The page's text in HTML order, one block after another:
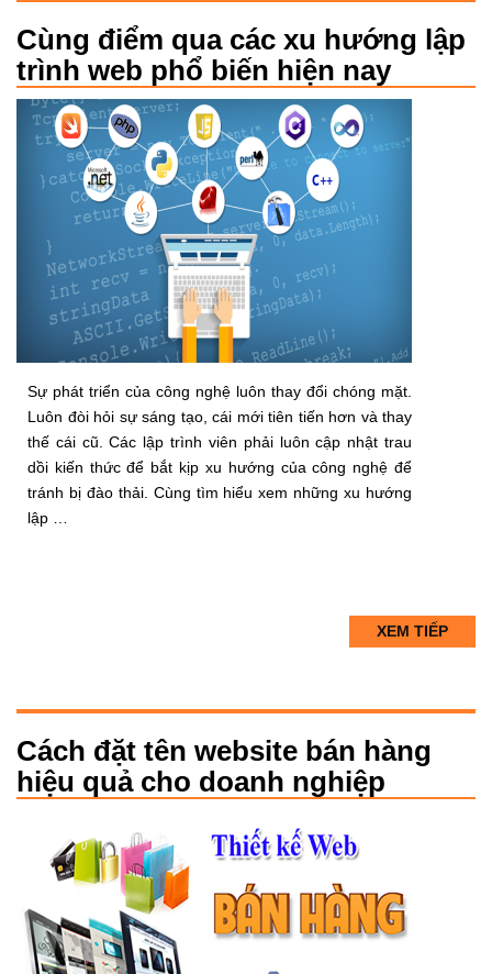
Cùng điểm qua các xu hướng lập
trình web phổ biến hiện nay
Sự phát triển của công nghệ luôn thay đổi chóng mặt.
Luôn đòi hỏi sự sáng tạo, cái mới tiên tiến hơn và thay
thế cái cũ. Các lập trình viên phải luôn cập nhật trau
dồi kiến thức để bắt kịp xu hướng của công nghệ để
tránh bị đào thải. Cùng tìm hiểu xem những xu hướng
lập …
XEM TIẾP
Cách đặt tên website bán hàng
hiệu quả cho doanh nghiệp